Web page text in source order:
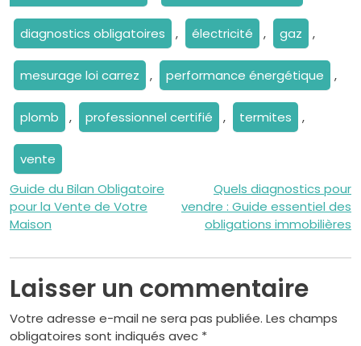
diagnostics obligatoires , électricité , gaz ,
mesurage loi carrez , performance énergétique ,
plomb , professionnel certifié , termites ,
vente
Navigation
de
l’article
Guide du Bilan Obligatoire
pour la Vente de Votre
Maison
Quels diagnostics pour
vendre : Guide essentiel des
obligations immobilières
Laisser un commentaire
Votre adresse e-mail ne sera pas publiée. Les champs
obligatoires sont indiqués avec *